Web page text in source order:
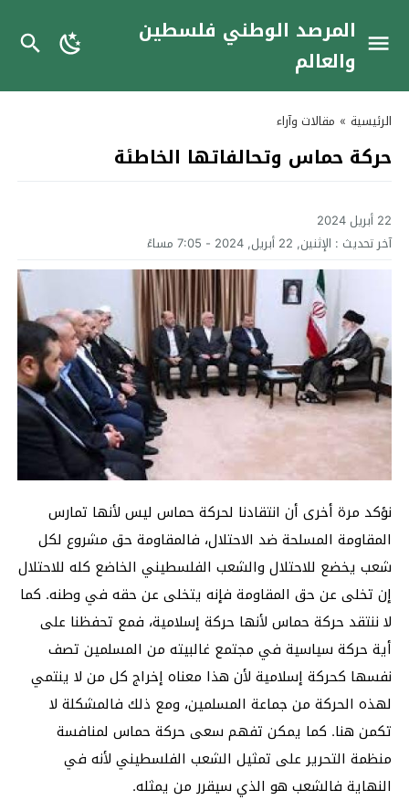
المرصد الوطني فلسطين
والعالم
الرئيسية » مقالات وآراء
حركة حماس وتحالفاتها الخاطئة
22 أبريل 2024
آخر تحديث : الإثنين, 22 أبريل, 2024 - 7:05 مساءً
نؤكد مرة أخرى أن انتقادنا لحركة حماس ليس لأنها تمارس
المقاومة المسلحة ضد الاحتلال، فالمقاومة حق مشروع لكل
شعب يخضع للاحتلال والشعب الفلسطيني الخاضع كله للاحتلال
إن تخلى عن حق المقاومة فإنه يتخلى عن حقه في وطنه. كما
لا ننتقد حركة حماس لأنها حركة إسلامية، فمع تحفظنا على
أية حركة سياسية في مجتمع غالبيته من المسلمين تصف
نفسها كحركة إسلامية لأن هذا معناه إخراج كل من لا ينتمي
لهذه الحركة من جماعة المسلمين، ومع ذلك فالمشكلة لا
تكمن هنا. كما يمكن تفهم سعى حركة حماس لمنافسة
منظمة التحرير على تمثيل الشعب الفلسطيني لأنه في
النهاية فالشعب هو الذي سيقرر من يمثله.